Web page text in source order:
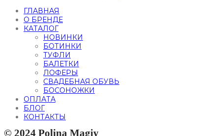
ГЛАВНАЯ
О БРЕНДЕ
КАТАЛОГ
НОВИНКИ
БОТИНКИ
ТУФЛИ
БАЛЕТКИ
ЛОФЕРЫ
СВАДЕБНАЯ ОБУВЬ
БОСОНОЖКИ
ОПЛАТА
БЛОГ
КОНТАКТЫ
© 2024 Polina Magiy